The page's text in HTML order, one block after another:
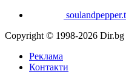
Copyright © 1998-2026
Реклама
Контакти